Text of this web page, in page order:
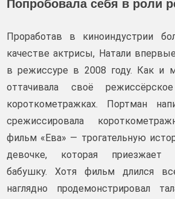
Попробовала себя в роли
Проработав в киноиндустрии
качестве актрисы, Натали
в режиссуре в 2008 году. Как и
оттачивала своё
короткометражках. Портман
срежиссировала
фильм «Ева» — трогательную
девочке, которая приезжает
бабушку. Хотя фильм длился
наглядно продемонстрировал